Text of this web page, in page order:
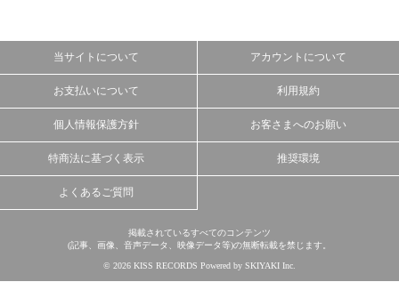
当サイトについて アカウントについて
お支払いについて 利用規約
個人情報保護方針 お客さまへのお願い
特商法に基づく表示 推奨環境
よくあるご質問
掲載されているすべてのコンテンツ
(記事、画像、音声データ、映像データ等)の無断転載を禁じます。
© 2026 KISS RECORDS Powered by SKIYAKI Inc.